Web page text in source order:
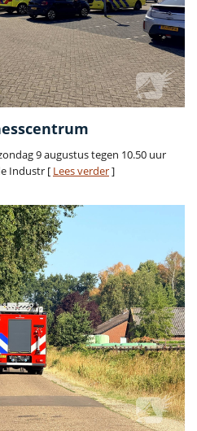
9 augustus tegen 10.50 uur
Industr [ Lees verder]